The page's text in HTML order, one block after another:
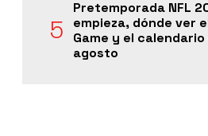
Pretemporada NFL
empieza, dónde ver
Game y el
agosto